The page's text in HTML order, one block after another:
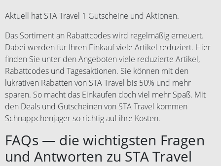
abgesagten Reisen besteht kein
Anspruch auf den Gutschein.
Gutscheins sind nicht gestattet.
Comvel GmbH gerichtlich verfolgt.
Gutscheine, die nach
Weiterverkauf oder
Vervielfältigung von
Nichtberechtigten genutzt werden,
werden von der Gesellschaft im
Buchungsprozess nicht akzeptiert.
Keine Anwendung auf
Stornierungsgebühren. Bei
abgesagten Reisen besteht kein
Anspruch auf den Gutschein.
Aktuell hat STA Travel 1 Gutscheine und Aktionen.
Das Sortiment an Rabattcodes wird regelmäßig erneuert.
Dabei werden für Ihren Einkauf viele Artikel reduziert. Hier
finden Sie unter den Angeboten viele reduzierte Artikel,
Rabattcodes und Tagesaktionen. Sie können mit den
lukrativen Rabatten von STA Travel bis 50% und mehr
sparen. So macht das Einkaufen doch viel mehr Spaß. Mit
den Deals und Gutscheinen von STA Travel kommen
Schnäppchenjäger so richtig auf ihre Kosten.
FAQs — die wichtigsten Fragen
und Antworten zu STA Travel